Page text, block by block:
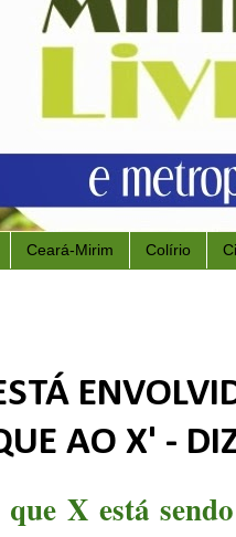
Ceará-Mirim Colírio
AO X' -
X está